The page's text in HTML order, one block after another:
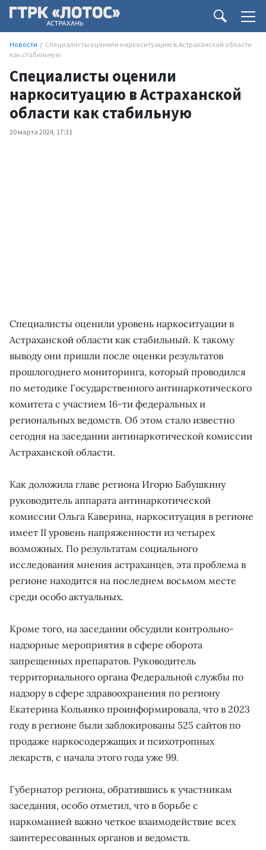
Новости
Специалисты оценили наркоситуацию в Астраханской области
как стабильную
Специалисты оценили
наркоситуацию в Астраханской
области как стабильную
20 марта 2024, 17:31
Специалисты оценили уровень наркоситуации в
Астраханской области как стабильный. К такому
выводу они пришли после оценки результатов
прошлогоднего мониторинга, который проводился
по методике Государственного антинаркотического
комитета с участием 16-ти федеральных и
региональных ведомств. Об этом стало известно
сегодня на заседании антинаркотической комиссии
Астраханской области.
Как доложила главе региона Игорю Бабушкину
руководитель аппарата антинаркотической
комиссии Ольга Каверина, наркоситуация в регионе
имеет II уровень напряженности из четырех
возможных. По результатам социального
исследования мнения астраханцев, эта проблема в
регионе находится на последнем восьмом месте
среди особо актуальных.
Кроме того, на заседании обсудили контрольно-
надзорные мероприятия в сфере оборота
запрещенных препаратов. Руководитель
территориального органа Федеральной службы по
надзору в сфере здравоохранения по региону
Екатерина Кольянко проинформировала, что в 2023
году в регионе были заблокированы 525 сайтов по
продаже наркосодержащих и психотропных
лекарств, с начала этого года уже 99.
Губернатор региона, обратившись к участникам
заседания, особо отметил, что в борьбе с
наркоманией важно четкое взаимодействие всех
заинтересованных органов и ведомств.